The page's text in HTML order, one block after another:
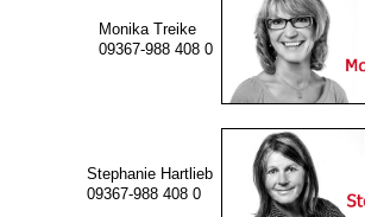
Monika Treike
09367-988 408 0
Stephanie Hartlieb
09367-988 408 0